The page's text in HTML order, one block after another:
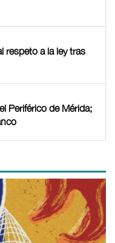
respeto a la ley tras
Periférico de Mérida;